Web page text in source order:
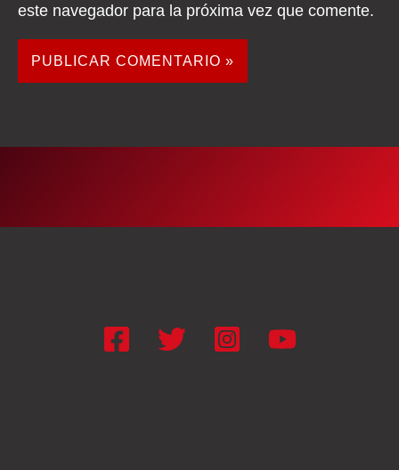
este navegador para la próxima vez que comente.